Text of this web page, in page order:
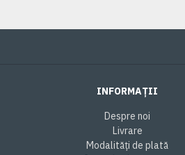
INFORMAȚII
Despre noi
Livrare
Modalități de plată